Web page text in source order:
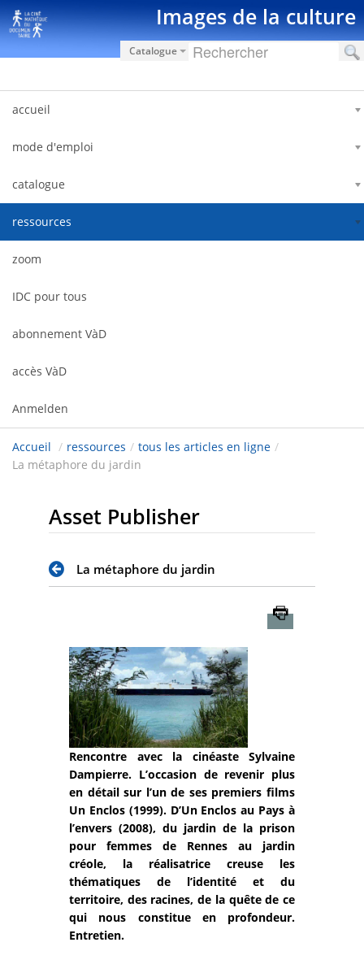
Zum Inhalt wechseln Images de la culture
Catalogue
accueil
mode d'emploi
catalogue
ressources
zoom
IDC pour tous
abonnement VàD
accès VàD
Anmelden
Accueil / ressources / tous les articles en ligne /
La métaphore du jardin
Asset Publisher
La métaphore du jardin
Rencontre avec la cinéaste Sylvaine
Dampierre. L’occasion de revenir plus
en détail sur l’un de ses premiers films
Un Enclos (1999). D’Un Enclos au Pays à
l’envers (2008), du jardin de la prison
pour femmes de Rennes au jardin
créole, la réalisatrice creuse les
thématiques de l’identité et du
territoire, des racines, de la quête de ce
qui nous constitue en profondeur.
Entretien.